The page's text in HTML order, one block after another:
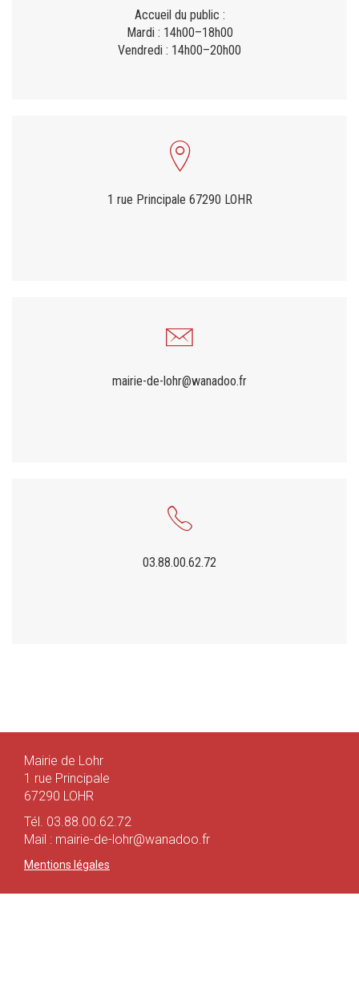
Accueil du public :
Mardi : 14h00–18h00
Vendredi : 14h00–20h00
1 rue Principale 67290 LOHR
mairie-de-lohr@wanadoo.fr
03.88.00.62.72
Mairie de Lohr
1 rue Principale
67290 LOHR
Tél. 03.88.00.62.72
Mail : mairie-de-lohr@wanadoo.fr
Mentions légales